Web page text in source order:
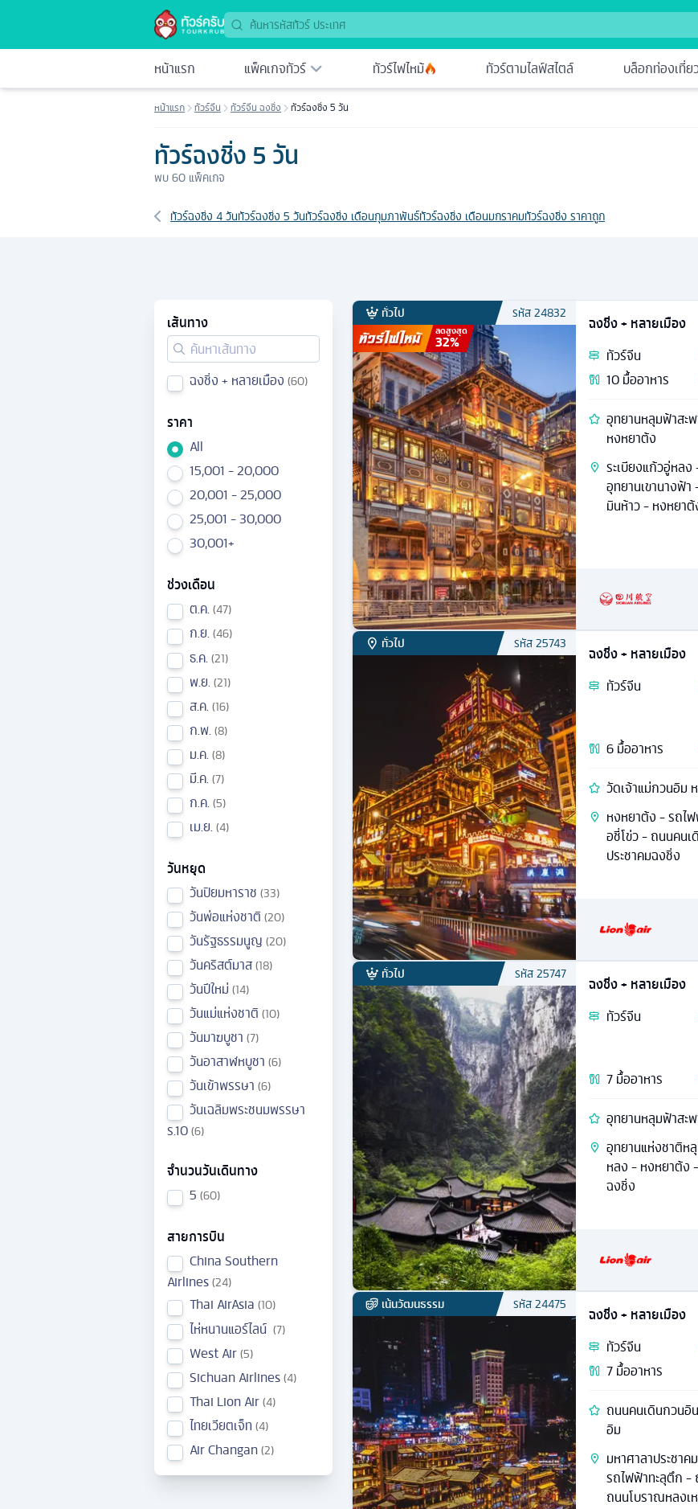
หน้าแรก แพ็คเกจทัวร์ ทัวร์ไฟไหม้ ทัวร์ตามไลฟ์สไตล์ บล็อกท่องเที่ย
หน้าแรก ทัวร์จีน ทัวร์จีน ฉงชิ่ง ทัวร์ฉงชิ่ง 5 วัน
ทัวร์ฉงชิ่ง 5 วัน
พบ60 แพ็คเกจ
เส้นทางที่เกี่ยวข้อง
ทัวร์ฉงชิ่ง 4 วันทัวร์ฉงชิ่ง 5 วันทัวร์ฉงชิ่ง เดือนกุมภาพันธ์ทัวร์ฉงชิ่ง เดือนมกราคมทัวร์ฉงชิ่ง ราคาถูก
เส้นทาง
ฉงชิ่ง + หลายเมือง 60
ราคา
All
15,001 - 20,000
20,001 - 25,000
25,001 - 30,000
30,001+
ช่วงเดือน
ต.ค. 47
ก.ย. 46
ธ.ค. 21
พ.ย. 21
ส.ค. 16
ก.พ. 8
ม.ค. 8
มี.ค. 7
ก.ค. 5
เม.ย. 4
วันหยุด
วันปิยมหาราช 33
วันพ่อแห่งชาติ 20
วันรัฐธรรมนูญ 20
วันคริสต์มาส 18
วันปีใหม่ 14
วันแม่แห่งชาติ 10
วันมาฆบูชา 7
วันอาสาฬหบูชา 6
วันเข้าพรรษา 6
วันเฉลิมพระชนมพรรษา
ร.10 6
จำนวนวันเดินทาง
5 60
สายการบิน
China Southern
Airlines 24
Thai AirAsia 10
ไห่หนานแอร์ไลน์ 7
West Air 5
Sichuan Airlines 4
Thai Lion Air 4
ไทยเวียตเจ็ท 4
Air Changan 2
ทั่วไป รหัส24832
ลดสูงสุด
32%
ฉงชิ่ง + หลายเมือง
ทัวร์จีน
10มื้ออาหาร
อุทยานหลุมฟ้าสะ
หงหยาต้ง
ระเบียงแก้วอู่หล
อุทยานเขานางฟ้
มินห้าว - หงหยาต้
ทั่วไป รหัส25743
ฉงชิ่ง + หลายเมือง
ทัวร์จีน
6มื้ออาหาร
วัดเจ้าแม่กวนอิม
หงหยาต้ง - รถไ
อชี่โข่ว - ถนนคนเ
ประชาคมฉงชิ่ง
ทั่วไป รหัส25747
ฉงชิ่ง + หลายเมือง
ทัวร์จีน
7มื้ออาหาร
อุทยานหลุมฟ้าสะ
อุทยานแห่งชาติห
หลง - หงหยาต้ง
ฉงชิ่ง
เน้นวัฒนธรรม รหัส24475
ฉงชิ่ง + หลายเมือง
ทัวร์จีน
7มื้ออาหาร
ถนนคนเดินกวนอินเฉียว เมืองโบราณเซี่ยฮ่าวห
อิม
มหาศาลาประชา
รถไฟฟ้าทะลุตึก -
ถนนโบราณหลงเ